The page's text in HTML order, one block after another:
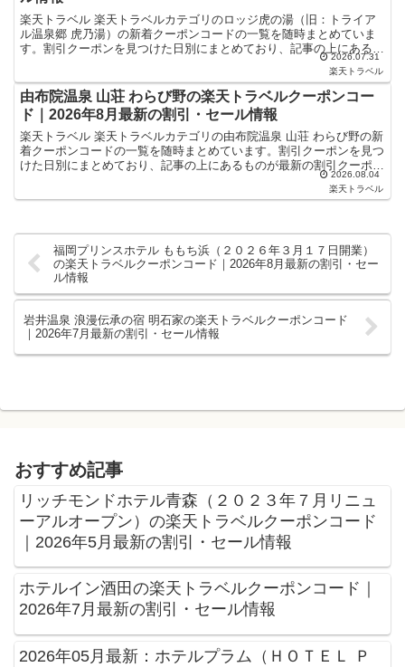
楽天トラベル 楽天トラベルカテゴリのロッジ虎の湯（旧：トライア
ル温泉郷 虎乃湯）の新着クーポンコードの一覧を随時まとめていま
す。割引クーポンを見つけた日別にまとめており、記事の上にあるも
のが最新の割引クーポンになります。ホテル・旅館宿泊の予...2026.07.31
楽天トラベル
由布院温泉 山荘 わらび野の楽天トラベルクーポンコー
ド｜2026年8月最新の割引・セール情報
楽天トラベル 楽天トラベルカテゴリの由布院温泉 山荘 わらび野の新
着クーポンコードの一覧を随時まとめています。割引クーポンを見つ
けた日別にまとめており、記事の上にあるものが最新の割引クーポン
になります。ホテル・旅館宿泊の予約などで使えるクー... 2026.08.04
楽天トラベル
福岡プリンスホテル ももち浜（２０２６年３月１７日開業）
の楽天トラベルクーポンコード｜2026年8月最新の割引・セー
ル情報
岩井温泉 浪漫伝承の宿 明石家の楽天トラベルクーポンコード
｜2026年7月最新の割引・セール情報
おすすめ記事
リッチモンドホテル青森（２０２３年７月リニュ
ーアルオープン）の楽天トラベルクーポンコード
｜2026年5月最新の割引・セール情報
ホテルイン酒田の楽天トラベルクーポンコード｜
2026年7月最新の割引・セール情報
2026年05月最新：ホテルプラム（ＨＯＴＥＬ Ｐ